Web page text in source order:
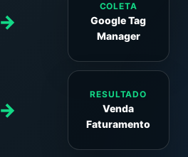
→
COLETA
Google Tag
Manager
→
RESULTADO
Venda
Faturamento